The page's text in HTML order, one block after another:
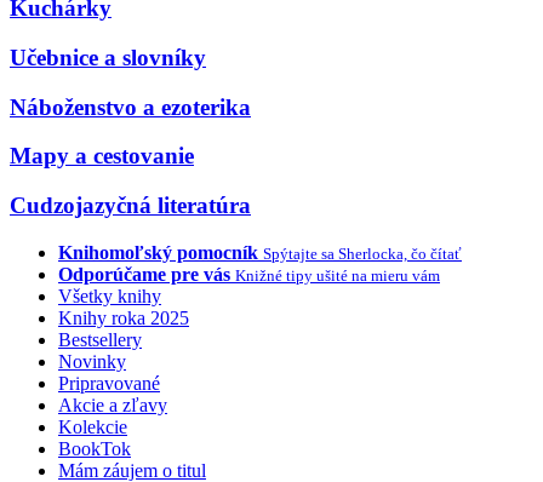
Kuchárky
Učebnice a slovníky
Náboženstvo a ezoterika
Mapy a cestovanie
Cudzojazyčná literatúra
Knihomoľský pomocník Spýtajte sa Sherlocka, čo čítať
Odporúčame pre vás Knižné tipy ušité na mieru vám
Všetky knihy
Knihy roka 2025
Bestsellery
Novinky
Pripravované
Akcie a zľavy
Kolekcie
BookTok
Mám záujem o titul